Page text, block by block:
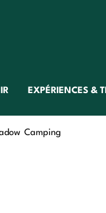
EXPÉRIENCES &
Camping